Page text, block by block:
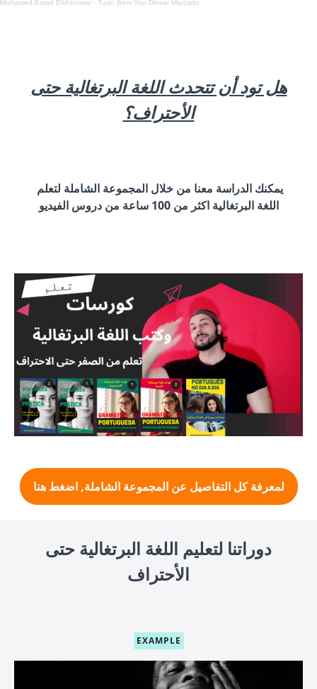
Mohamed Emad Elshenawy · Tudo Bem Vou Deixar Marcado
هل تود أن تتحدث اللغة البرتغالية حتى
الأحتراف؟
اللغة البرتغالية اكثر من 100 ساعة من دروس الفيديو
لمعرفة كل التفاصيل عن المجموعة الشاملة, اضغط هنا
دوراتنا لتعليم اللغة البرتغالية حتى
الأحتراف
EXAMPLE